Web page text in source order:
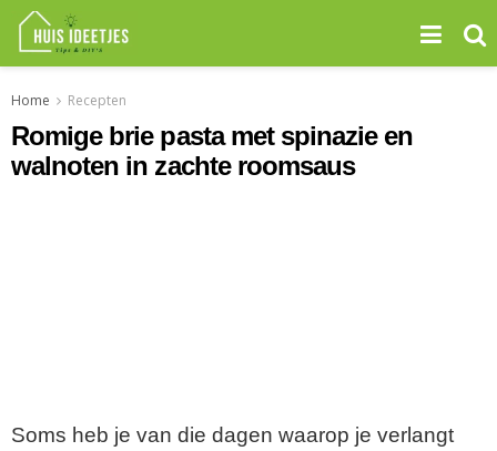
Home Recepten
Romige brie pasta met spinazie en
walnoten in zachte roomsaus
Soms heb je van die dagen waarop je verlangt